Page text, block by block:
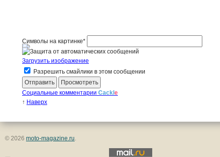
Символы на картинке*
Загрузить изображение
Разрешить смайлики в этом сообщении
Социальные комментарии Cackl e
↑ Наверх
© 2026 moto-magazine.ru.